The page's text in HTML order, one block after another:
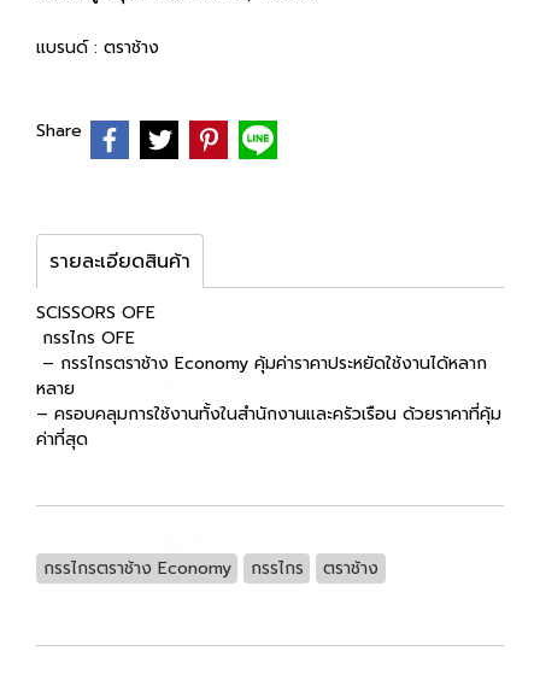
แบรนด์ : ตราช้าง
Share
รายละเอียดสินค้า
SCISSORS OFE
กรรไกร OFE
– กรรไกรตราช้าง Economy คุ้มค่าราคาประหยัดใช้งานได้หลาก
หลาย
– ครอบคลุมการใช้งานทั้งในสำนักงานและครัวเรือน ด้วยราคาที่คุ้ม
ค่าที่สุด
กรรไกรตราช้าง Economy กรรไกร ตราช้าง